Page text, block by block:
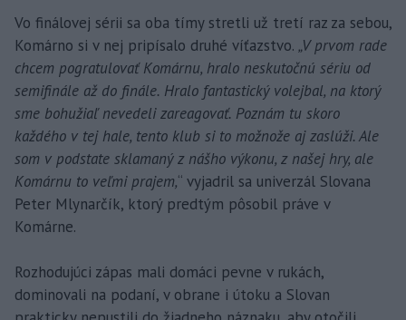
Vo finálovej sérii sa oba tímy stretli už tretí raz za sebou,
Komárno si v nej pripísalo druhé víťazstvo. „V prvom rade
chcem pogratulovať Komárnu, hralo neskutočnú sériu od
semifinále až do finále. Hralo fantastický volejbal, na ktorý
sme bohužiaľ nevedeli zareagovať. Poznám tu skoro
každého v tej hale, tento klub si to možnože aj zaslúži. Ale
som v podstate sklamaný z nášho výkonu, z našej hry, ale
Komárnu to veľmi prajem,“ vyjadril sa univerzál Slovana
Peter Mlynarčík, ktorý predtým pôsobil práve v
Komárne.
Rozhodujúci zápas mali domáci pevne v rukách,
dominovali na podaní, v obrane i útoku a Slovan